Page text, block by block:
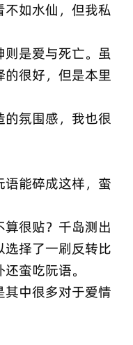
如水仙，但我私
是爱与死亡。虽
很好，但是本里
氛围感，我也很
语能碎成这样，蛮
很贴？千岛测出
择了一刷反转比
蛮吃阮语。
其中很多对于爱情